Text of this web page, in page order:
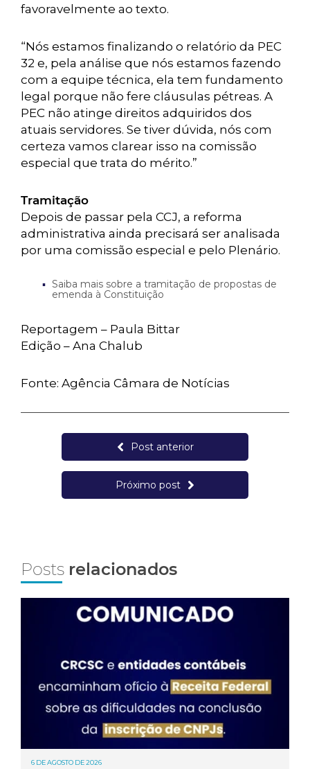
favoravelmente ao texto.
“Nós estamos finalizando o relatório da PEC
32 e, pela análise que nós estamos fazendo
com a equipe técnica, ela tem fundamento
legal porque não fere cláusulas pétreas. A
PEC não atinge direitos adquiridos dos
atuais servidores. Se tiver dúvida, nós com
certeza vamos clarear isso na comissão
especial que trata do mérito.”
Tramitação
Depois de passar pela CCJ, a reforma
administrativa ainda precisará ser analisada
por uma comissão especial e pelo Plenário.
Saiba mais sobre a tramitação de propostas de
emenda à Constituição
Reportagem – Paula Bittar
Edição – Ana Chalub
Fonte: Agência Câmara de Notícias
Post anterior
Próximo post
Posts relacionados
6 DE AGOSTO DE 2026